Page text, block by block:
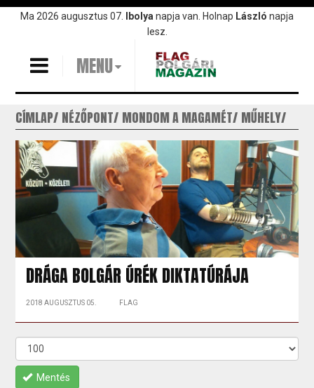
UgrásMa 2026 augusztus 07. Ibolya napja van. Holnap László napja
lesz.
MENU
CÍMLAP NÉZŐPONT MONDOM A MAGAMÉT MŰHELY
DRÁGA BOLGÁR ÚRÉK DIKTATÚRÁJA
2018 AUGUSZTUS 05. FLAG
Mentés